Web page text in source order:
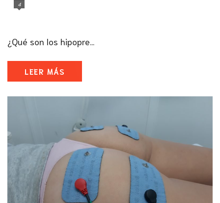
4
¿Qué son los hipopre...
LEER MÁS